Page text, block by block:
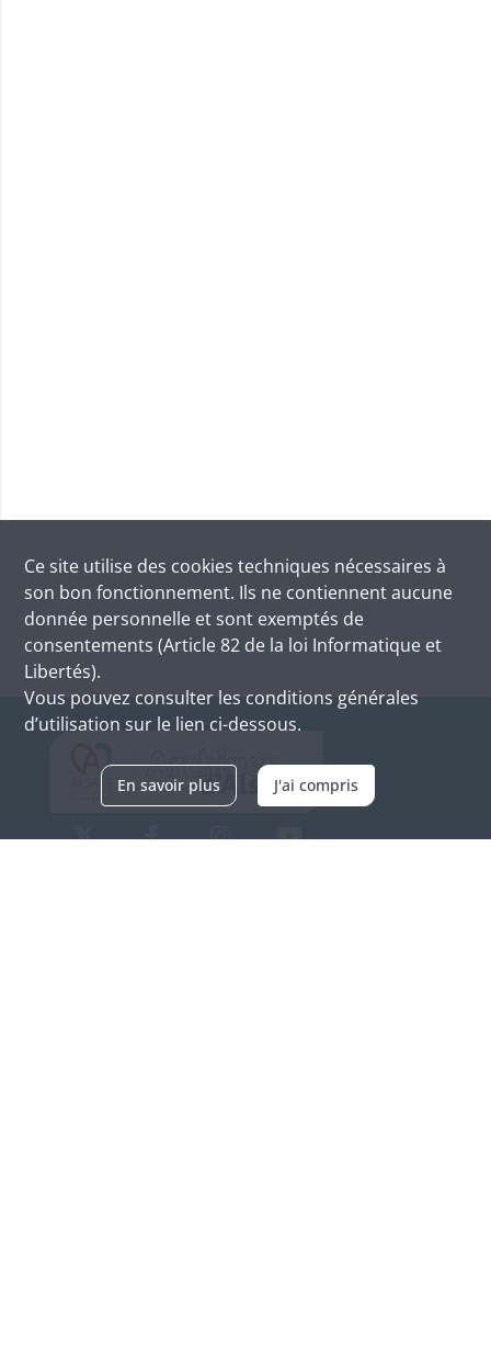
Ce site utilise des cookies techniques nécessaires à
son bon fonctionnement. Ils ne contiennent aucune
donnée personnelle et sont exemptés de
consentements (Article 82 de la loi Informatique et
Libertés).
Vous pouvez consulter les conditions générales
d’utilisation sur le lien ci-dessous.
En savoir plus J'ai compris